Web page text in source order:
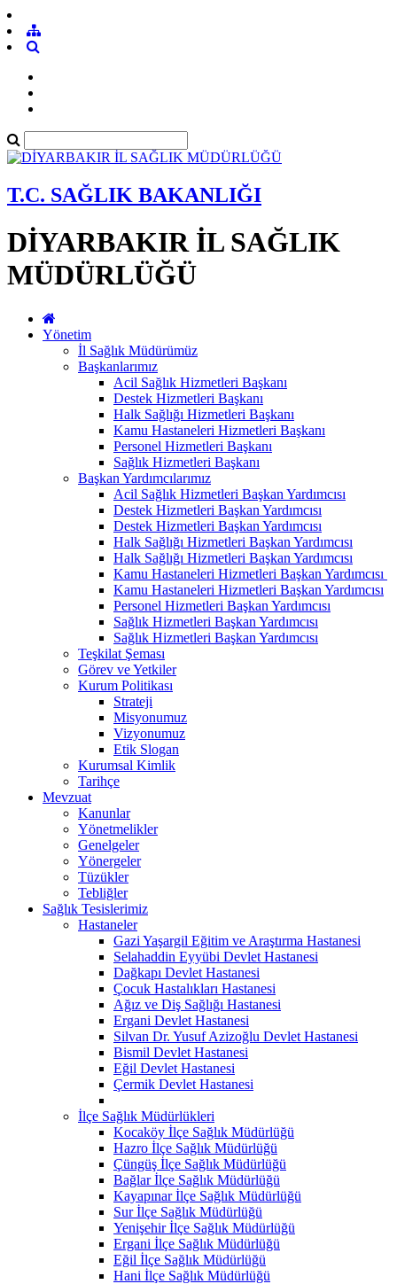
T.C. SAĞLIK BAKANLIĞI
DİYARBAKIR İL SAĞLIK
MÜDÜRLÜĞÜ
Yönetim
İl Sağlık Müdürümüz
Başkanlarımız
Acil Sağlık Hizmetleri Başkanı
Destek Hizmetleri Başkanı
Halk Sağlığı Hizmetleri Başkanı
Kamu Hastaneleri Hizmetleri Başkanı
Personel Hizmetleri Başkanı
Sağlık Hizmetleri Başkanı
Başkan Yardımcılarımız
Acil Sağlık Hizmetleri Başkan Yardımcısı
Destek Hizmetleri Başkan Yardımcısı
Destek Hizmetleri Başkan Yardımcısı
Halk Sağlığı Hizmetleri Başkan Yardımcısı
Halk Sağlığı Hizmetleri Başkan Yardımcısı
Kamu Hastaneleri Hizmetleri Başkan Yardımcısı ​
Kamu Hastaneleri Hizmetleri Başkan Yardımcısı
Personel Hizmetleri Başkan Yardımcısı
Sağlık Hizmetleri Başkan Yardımcısı
Sağlık Hizmetleri Başkan Yardımcısı
Teşkilat Şeması
Görev ve Yetkiler
Kurum Politikası
Strateji
Misyonumuz
Vizyonumuz
Etik Slogan
Kurumsal Kimlik
Tarihçe
Mevzuat
Kanunlar
Yönetmelikler
Genelgeler
Yönergeler
Tüzükler
Tebliğler
Sağlık Tesislerimiz
Hastaneler
Gazi Yaşargil Eğitim ve Araştırma Hastanesi
Selahaddin Eyyübi Devlet Hastanesi
Dağkapı Devlet Hastanesi
Çocuk Hastalıkları Hastanesi
Ağız ve Diş Sağlığı Hastanesi
Ergani Devlet Hastanesi
Silvan Dr. Yusuf Azizoğlu Devlet Hastanesi
Bismil Devlet Hastanesi
Eğil Devlet Hastanesi
Çermik Devlet Hastanesi
İlçe Sağlık Müdürlükleri
Kocaköy İlçe Sağlık Müdürlüğü
Hazro İlçe Sağlık Müdürlüğü
Çüngüş İlçe Sağlık Müdürlüğü
Bağlar İlçe Sağlık Müdürlüğü
Kayapınar İlçe Sağlık Müdürlüğü
Sur İlçe Sağlık Müdürlüğü
Yenişehir İlçe Sağlık Müdürlüğü
Ergani İlçe Sağlık Müdürlüğü
Eğil İlçe Sağlık Müdürlüğü
Hani İlçe Sağlık Müdürlüğü